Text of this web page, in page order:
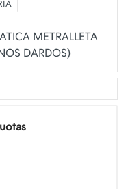
METRALLETA